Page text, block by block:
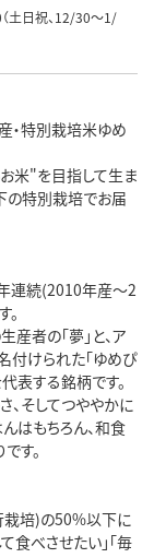
土日祝、12/30～1/
・特別栽培米ゆめ
米"を目指して生ま
の特別栽培でお届
連続(2010年産～2
者の「夢」と、ア
付けられた「ゆめぴ
表する銘柄です。
、そしてつややかに
はもちろん、和食
す。
栽培)の50%以下に
食べさせたい」「毎